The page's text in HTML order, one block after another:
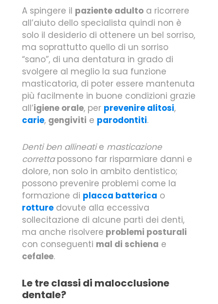
A spingere il paziente adulto a ricorrere
all’aiuto dello specialista quindi non è
solo il desiderio di ottenere un bel sorriso,
ma soprattutto quello di un sorriso
“sano”, di una dentatura in grado di
svolgere al meglio la sua funzione
masticatoria, di poter essere mantenuta
più facilmente in buone condizioni grazie
all’igiene orale, per prevenire alitosi,
carie, gengiviti e parodontiti.
Denti ben allineatie masticazione
correttapossono far risparmiare danni e
dolore, non solo in ambito dentistico;
possono prevenire problemi come la
formazione di placca batterica o
rotture dovute alla eccessiva
sollecitazione di alcune parti dei denti,
ma anche risolvere problemi posturali
con conseguenti mal di schiena e
cefalee.
Le tre classi di malocclusione
dentale?